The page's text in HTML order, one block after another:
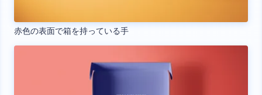
赤色の表面で箱を持っている手